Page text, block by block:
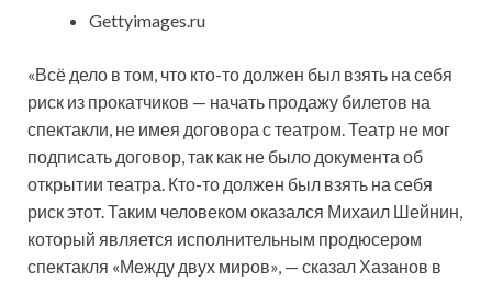
Gettyimages.ru
«Всё дело в том, что кто-то должен был взять на себя
риск из прокатчиков — начать продажу билетов на
спектакли, не имея договора с театром. Театр не мог
подписать договор, так как не было документа об
открытии театра. Кто-то должен был взять на себя
риск этот. Таким человеком оказался Михаил Шейнин,
который является исполнительным продюсером
спектакля «Между двух миров», — сказал Хазанов в